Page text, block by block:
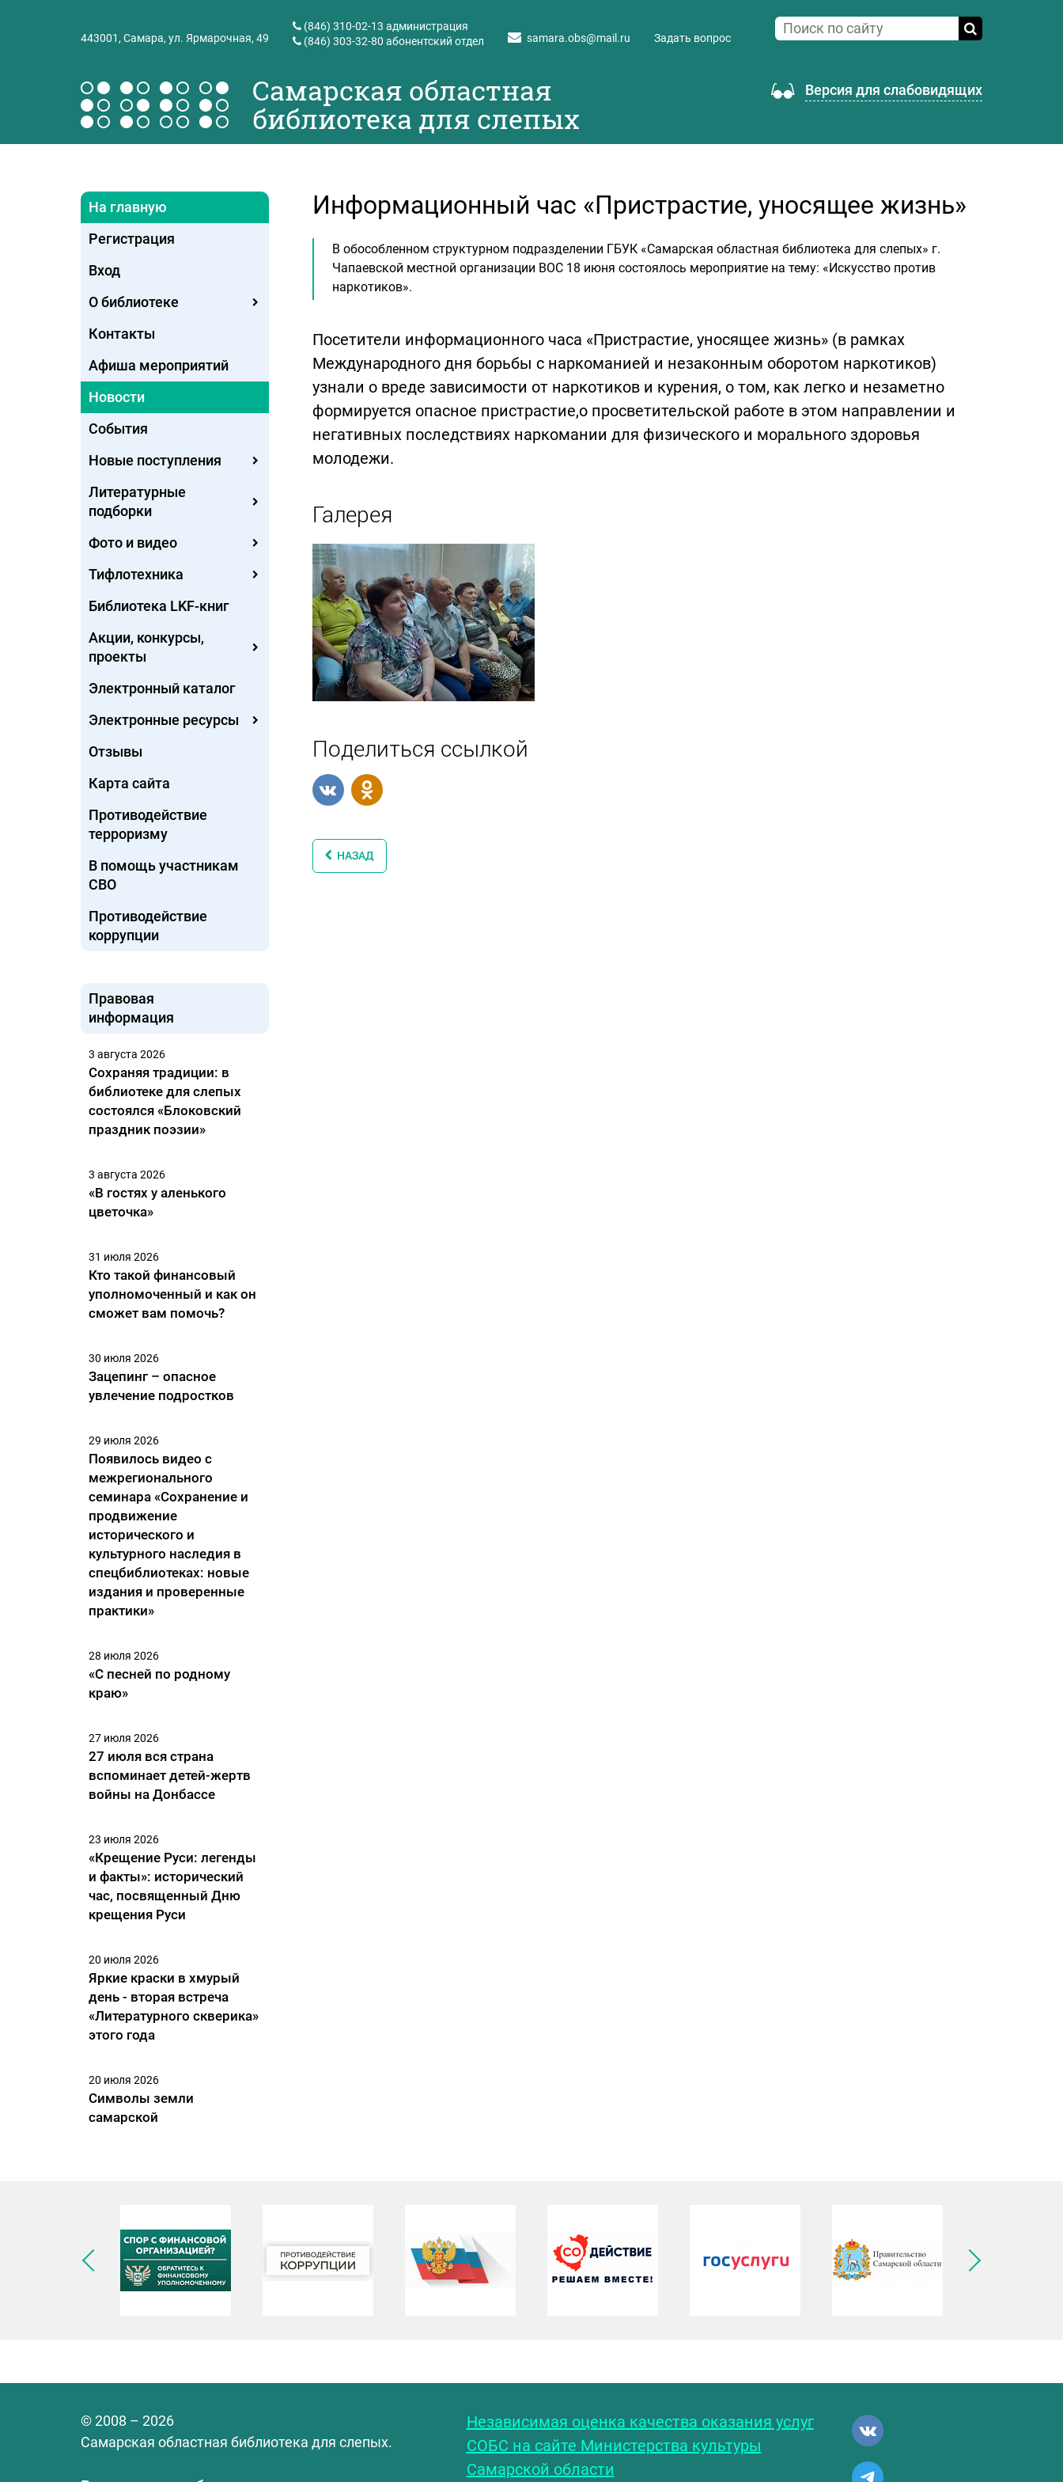
443001, Самара, ул. Ярмарочная, 49
(846) 310-02-13 администрация
(846) 303-32-80 абонентский отдел samara.obs@mail.ru Задать вопрос
Самарская областная
библиотека для слепых
Версия для слабовидящих
На главную
Регистрация
Вход
О библиотеке
Контакты
Афиша мероприятий
Новости
События
Новые поступления
Литературные
подборки
Фото и видео
Тифлотехника
Библиотека LKF-книг
Акции, конкурсы,
проекты
Электронный каталог
Электронные ресурсы
Отзывы
Карта сайта
Противодействие
терроризму
В помощь участникам
СВО
Противодействие
коррупции
Правовая
информация
3 августа 2026
Сохраняя традиции: в
библиотеке для слепых
состоялся «Блоковский
праздник поэзии»
3 августа 2026
«В гостях у аленького
цветочка»
31 июля 2026
Кто такой финансовый
уполномоченный и как он
сможет вам помочь?
30 июля 2026
Зацепинг – опасное
увлечение подростков
29 июля 2026
Появилось видео с
межрегионального
семинара «Сохранение и
продвижение
исторического и
культурного наследия в
спецбиблиотеках: новые
издания и проверенные
практики»
28 июля 2026
«С песней по родному
краю»
27 июля 2026
27 июля вся страна
вспоминает детей-жертв
войны на Донбассе
23 июля 2026
«Крещение Руси: легенды
и факты»: исторический
час, посвященный Дню
крещения Руси
20 июля 2026
Яркие краски в хмурый
день - вторая встреча
«Литературного скверика»
этого года
20 июля 2026
Символы земли
самарской
Информационный час «Пристрастие, уносящее жизнь»
В обособленном структурном подразделении ГБУК «Самарская областная библиотека для слепых» г.
Чапаевской местной организации ВОС 18 июня состоялось мероприятие на тему: «Искусство против
наркотиков».
Посетители информационного часа «Пристрастие, уносящее жизнь» (в рамках
Международного дня борьбы с наркоманией и незаконным оборотом наркотиков)
узнали о вреде зависимости от наркотиков и курения, о том, как легко и незаметно
формируется опасное пристрастие,о просветительской работе в этом направлении и
негативных последствиях наркомании для физического и морального здоровья
молодежи.
Галерея
Поделиться ссылкой
НАЗАД
Следующее изображение
© 2008 – 2026
Самарская областная библиотека для слепых.
Независимая оценка качества оказания услуг
СОБС на сайте Министерства культуры
Самарской области